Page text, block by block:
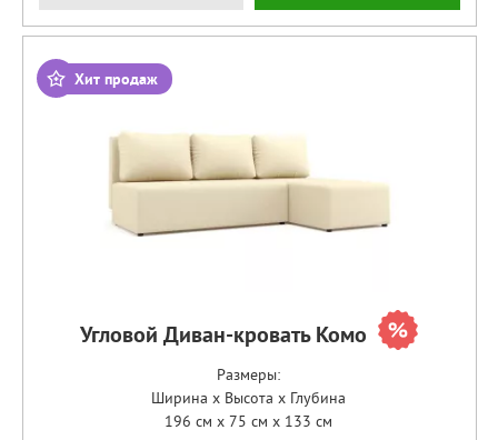
Хит продаж
Угловой Диван-кровать Комо
Размеры:
Ширина x Высота x Глубина
196 см x 75 см x 133 см